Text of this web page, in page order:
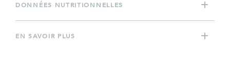
DONNÉES NUTRITIONNELLES
EN SAVOIR PLUS